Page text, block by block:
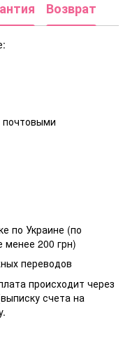
Возврат
почтовыми
по Украине (по
менее 200 грн)
переводов
происходит через
счета на